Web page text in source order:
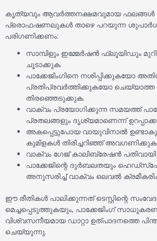
കൃത്യവും ആവർത്തനക്ഷമവുമായ ഫലങ്ങൾ
പ്രൊഫഷണലുകൾ താഴെ പറയുന്ന
പരിഗണിക്കണം:
സാമ്പിളും ഇമ്മേർഷൻ ഫ്ലൂയിഡും
ചൂടാക്കുക.
പാക്കേജിംഗിനെ നശിപ്പിക്കുകയോ
പ്രതിപ്രവർത്തിക്കുകയോ ചെയ്യാത്ത
തിരഞ്ഞെടുക്കുക.
വാക്വം പ്രയോഗിക്കുന്ന സമയത്ത്
പ്രതലങ്ങളും ദൃശ്യമാണെന്ന്
അകപ്പെട്ടുപോയ വായുവിനാൽ ഉണ്ടാകുന്ന
കുമിളകൾ തിരിച്ചറിഞ്ഞ് അവഗണിക്കുക
വാക്വം ഗേജ് കാലിബ്രേഷൻ
പാക്കേജിന്റെ ദുർബലതയും
അനുസരിച്ച് വാക്വം ലെവൽ
ഈ രീതികൾ പാലിക്കുന്നത് ടെസ്റ്റിന്റെ
മെച്ചപ്പെടുത്തുകയും, പാക്കേജിംഗ്
വിശ്വസനീയമായ ഡാറ്റാ ഉത്പാദനത്തെ
ചെയ്യുന്നു.